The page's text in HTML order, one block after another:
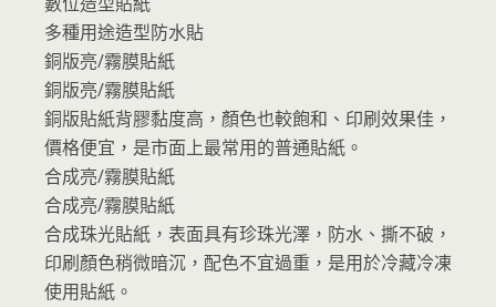
多種用途造型防水貼
銅版亮/霧膜貼紙
銅版亮/霧膜貼紙
銅版貼紙背膠黏度高，顏色也較飽和、印刷效果佳，
價格便宜，是市面上最常用的普通貼紙。
合成亮/霧膜貼紙
合成亮/霧膜貼紙
合成珠光貼紙，表面具有珍珠光澤，防水、撕不破，
印刷顏色稍微暗沉，配色不宜過重，是用於冷藏冷凍
使用貼紙。